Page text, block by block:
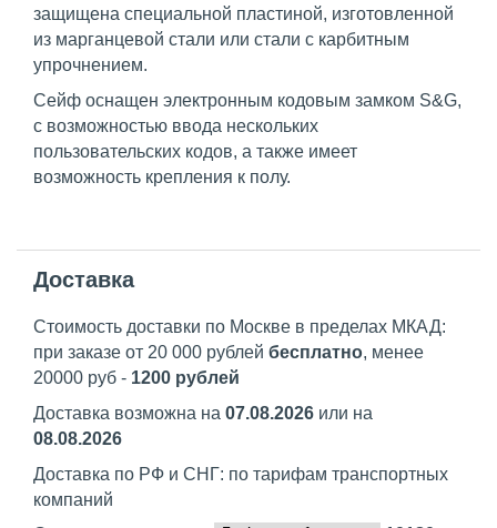
защищена специальной пластиной, изготовленной
из марганцевой стали или стали с карбитным
упрочнением.
Сейф оснащен электронным кодовым замком S&G,
с возможностью ввода нескольких
пользовательских кодов, а также имеет
возможность крепления к полу.
Доставка
Стоимость доставки по Москве в пределах МКАД:
при заказе от 20 000 рублей бесплатно, менее
20000 руб - 1200 рублей
Доставка возможна на 07.08.2026 или на
08.08.2026
Доставка по РФ и СНГ: по тарифам транспортных
компаний